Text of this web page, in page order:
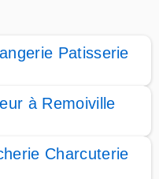
Patisserie
à Remoiville
Charcuterie